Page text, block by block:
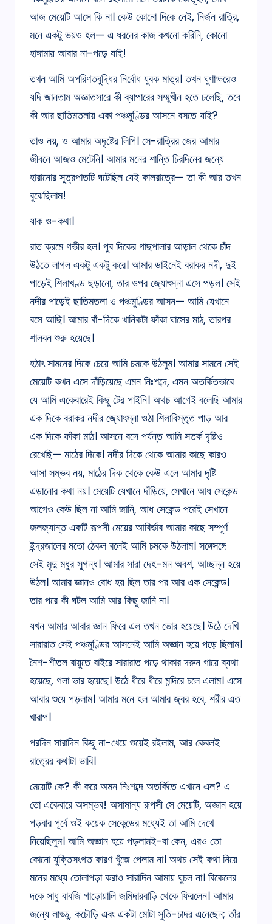
আজ মেয়েটি আসে কি না। কেউ কোনো দিকে নেই, নির্জন রাত্রি,
মনে একটু ভয়ও হল— এ ধরনের কাজ কখনো করিনি, কোনো
হাঙ্গামায় আবার না-পড়ে যাই!
তখন আমি অপরিণতবুদ্ধির নির্বোধ যুবক মাত্র। তখন ঘুণাক্ষরেও
যদি জানতাম অজ্ঞাতসারে কী ব্যাপারের সম্মুখীন হতে চলেছি, তবে
কী আর ছাতিমতলায় একা পঞ্চমুণ্ডির আসনে বসতে যাই?
তাও নয়, ও আমার অদৃষ্টের লিপি। সে-রাত্রির জের আমার
জীবনে আজও মেটেনি। আমার মনের শান্তি চিরদিনের জন্যে
হারানোর সূত্রপাতটি ঘটেছিল যেই কালরাত্রে— তা কী আর তখন
বুঝেছিলাম!
যাক ও-কথা।
রাত ক্রমে গভীর হল। পুব দিকের গাছপালার আড়াল থেকে চাঁদ
উঠতে লাগল একটু একটু করে। আমার ডাইনেই বরাকর নদী, দুই
পাড়েই শিলাখণ্ড ছড়ানো, তার ওপর জ্যোৎস্না এসে পড়ল। সেই
নদীর পাড়েই ছাতিমতলা ও পঞ্চমুণ্ডির আসন— আমি যেখানে
বসে আছি। আমার বাঁ-দিকে খানিকটা ফাঁকা ঘাসের মাঠ, তারপর
শালবন শুরু হয়েছে।
হঠাৎ সামনের দিকে চেয়ে আমি চমকে উঠলুম। আমার সামনে সেই
মেয়েটি কখন এসে দাঁড়িয়েছে এমন নিঃশব্দে, এমন অতর্কিতভাবে
যে আমি একেবারেই কিছু টের পাইনি। অথচ আগেই বলেছি আমার
এক দিকে বরাকর নদীর জ্যোৎস্না ওঠা শিলাবিস্তৃত পাড় আর
এক দিকে ফাঁকা মাঠ। আসনে বসে পর্যন্ত আমি সতর্ক দৃষ্টিও
রেখেছি— মাঠের দিকে। নদীর দিকে থেকে আমার কাছে কারও
আসা সম্ভব নয়, মাঠের দিক থেকে কেউ এলে আমার দৃষ্টি
এড়ানোর কথা নয়। মেয়েটি যেখানে দাঁড়িয়ে, সেখানে আধ সেকেন্ড
আগেও কেউ ছিল না আমি জানি, আধ সেকেন্ড পরেই সেখানে
জলজ্যান্ত একটি রূপসী মেয়ের আবির্ভাব আমার কাছে সম্পূর্ণ
ইন্দ্রজালের মতো ঠেকল বলেই আমি চমকে উঠলাম। সঙ্গেসঙ্গে
সেই মৃদু মধুর সুগন্ধ। আমার সারা দেহ-মন অবশ, আচ্ছন্ন হয়ে
উঠল। আমার জ্ঞানও বোধ হয় ছিল তার পর আর এক সেকেন্ড।
তার পরে কী ঘটল আমি আর কিছু জানি না।
যখন আমার আবার জ্ঞান ফিরে এল তখন ভোর হয়েছে। উঠে দেখি
সারারাত সেই পঞ্চমুণ্ডির আসনেই আমি অজ্ঞান হয়ে পড়ে ছিলাম।
নৈশ-শীতল বায়ুতে বাইরে সারারাত পড়ে থাকার দরুন গায়ে ব্যথা
হয়েছে, গলা ভার হয়েছে। উঠে ধীরে ধীরে মন্দিরে চলে এলাম। এসে
আবার শুয়ে পড়লাম। আমার মনে হল আমার জ্বর হবে, শরীর এত
খারাপ।
পরদিন সারাদিন কিছু না-খেয়ে শুয়েই রইলাম, আর কেবলই
রাত্রের কথাটা ভাবি।
মেয়েটি কে? কী করে অমন নিঃশব্দে অতর্কিতে এখানে এল? এ
তো একেবারে অসম্ভব! অসামান্য রূপসী সে মেয়েটি, অজ্ঞান হয়ে
পড়বার পূর্বে ওই কয়েক সেকেন্ডের মধ্যেই তা আমি দেখে
নিয়েছিলুম। আমি অজ্ঞান হয়ে পড়লামই-বা কেন, এরও তো
কোনো যুক্তিসংগত কারণ খুঁজে পেলাম না। অথচ সেই কথা নিয়ে
মনের মধ্যে তোলাপড়া করাও সারাদিন আমায় ঘুচল না। বিকেলের
দকে সাধু বাবজি গাড়োয়ালি জমিদারবাড়ি থেকে ফিরলেন। আমার
জন্যে লাড্ডু, কচৌড়ি এবং একটা মোটা সুতি-চাদর এনেছেন; তাঁর